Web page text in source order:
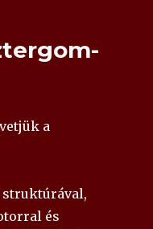
a
struktúrával,
és